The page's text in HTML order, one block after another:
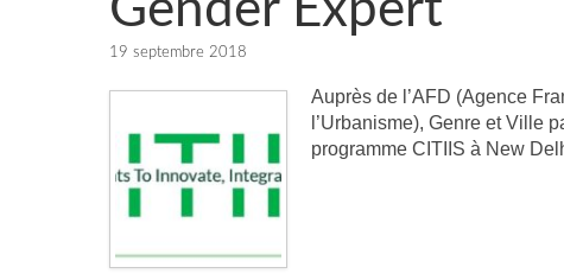
Gender Expert
19 septembre 2018
Auprès de l’AFD (Agence
l’Urbanisme), Genre et Ville
programme CITIIS à New